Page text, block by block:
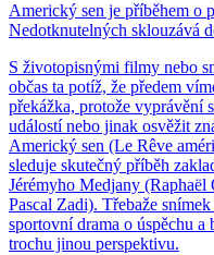
Americký sen je příběhem o
Nedotknutelných sklouzává
S životopisnými filmy nebo
občas ta potíž, že předem
překážka, protože vyprávění
událostí nebo jinak osvěžit
Americký sen (Le Rêve
sleduje skutečný příběh
Jérémyho Medjany
Pascal Zadi). Třebaže
sportovní drama o úspěchu
trochu jinou perspektivu.